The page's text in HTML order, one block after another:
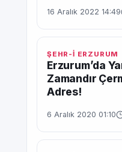
16 Aralık 2022 14:49
ŞEHR-İ ERZURUM
Erzurum’da
Zamandır
Adres!
6 Aralık 2020 01:10